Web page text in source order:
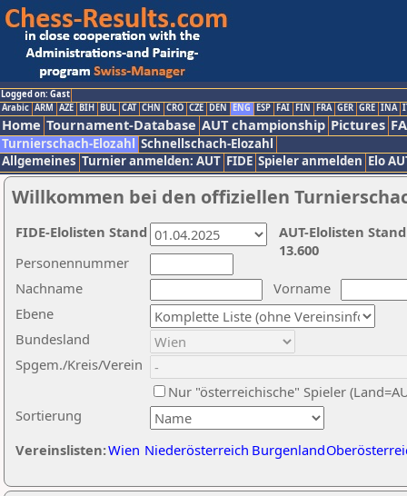
Logged on: Gast
Arabic ARM AZE BIH BUL CAT CHN CRO CZE DEN ENG ESP FAI FIN FRA GER GRE INA
Home Tournament-Database AUT championship Pictures
Turnierschach-Elozahl Schnellschach-Elozahl
Allgemeines Turnier anmelden: AUT FIDE Spieler anmelden Elo
Willkommen bei den offiziellen
Nachname
Vorname
Ebene
Sortierung
Personennummer
Bundesland
Spgem./Kreis/Verein
Nur "österreichische" Spieler
Vereinslisten:Wien Niederösterreich Burgenland
AUT-Elolisten
13.600
FIDE-Elolisten Stand